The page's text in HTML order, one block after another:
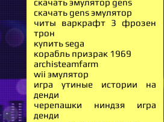
скачать gens эмулятор
читы варкрафт 3 фрозен
трон
купить sega
корабль призрак 1969
archisteamfarm
wii эмулятор
игра утиные истории на
денди
черепашки ниндзя игра
денди